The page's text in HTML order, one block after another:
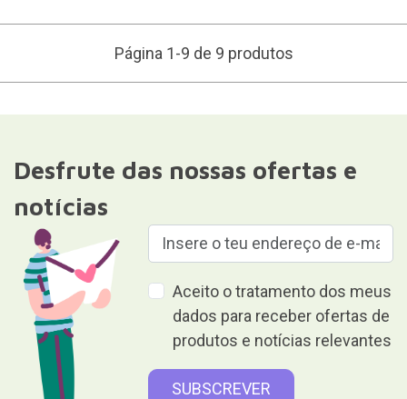
Página 1-9 de 9 produtos
Desfrute das nossas ofertas e
notícias
Aceito o tratamento dos meus
dados para receber ofertas de
produtos e notícias relevantes